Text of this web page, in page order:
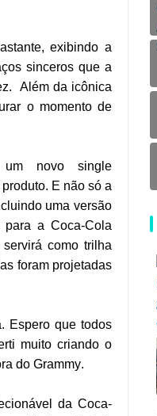
exibindo a
sinceros que a
Além da icônica
o momento de
um novo single
E não só a
uma versão
a Coca-Cola
como trilha
foram projetadas
Espero que todos
muito criando o
do Grammy.
da Coca-